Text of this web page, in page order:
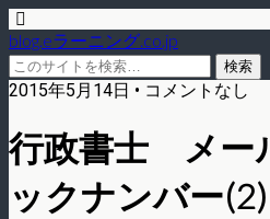
blog.eラーニング.co.jp
2015年5月14日 • コメントなし
行政書士 メー
ックナンバー(2)